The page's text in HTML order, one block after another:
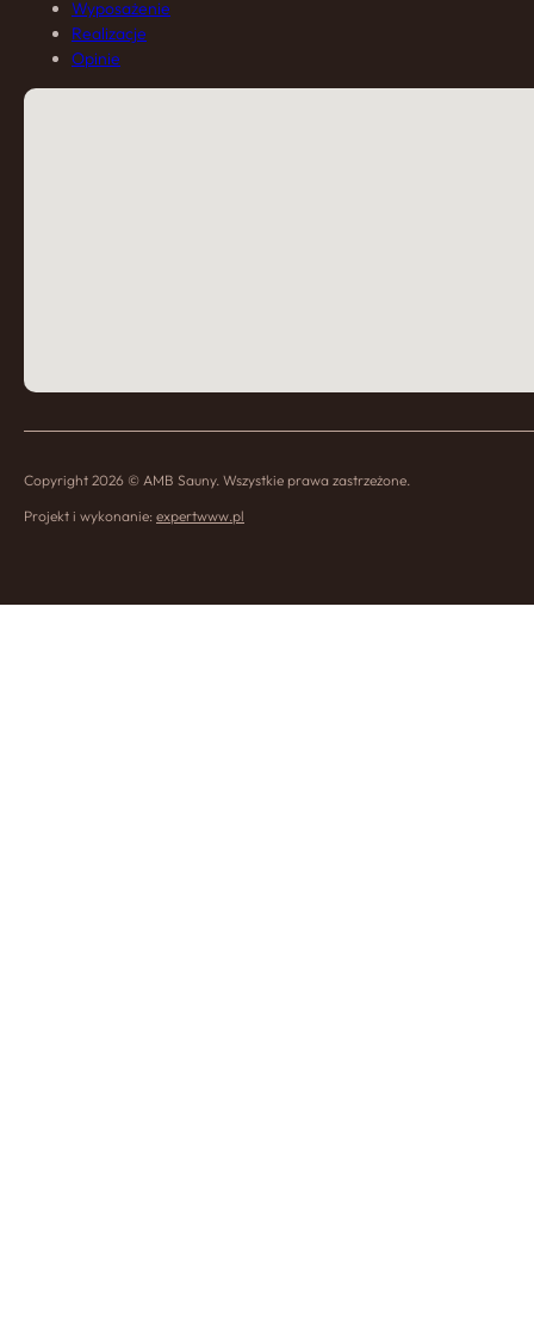
Wyposażenie
Realizacje
Opinie
Copyright 2026 © AMB Sauny. Wszystkie prawa zastrzeżone.
Projekt i wykonanie: expertwww.pl